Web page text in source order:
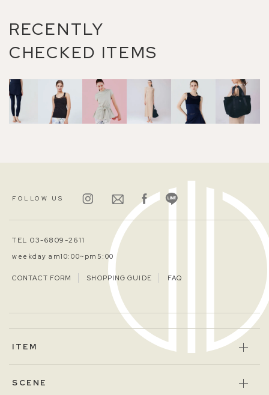
RECENTLY
CHECKED ITEMS
FOLLOW US
TEL 03-6809-2611
weekday am10:00~pm5:00
CONTACT FORM SHOPPING GUIDE FAQ
ITEM
SCENE